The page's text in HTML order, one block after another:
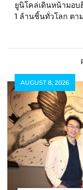
ยูนิโคล่เดินหน้ามอบ
1 ล้านชิ้นทั่วโลก ตา
บังคับให้พลัดถิ่น เด็ก
ขาดแคลน และผู้ปร
พิบัติทั่วโลก
AUGUST 8, 2026